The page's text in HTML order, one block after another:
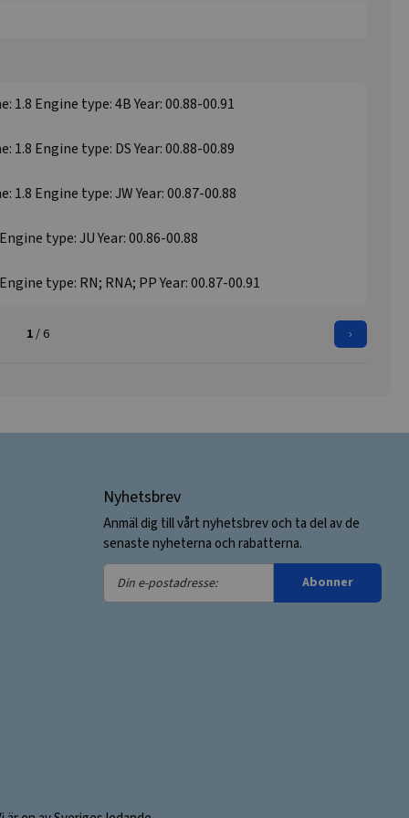
1.8 Engine type: 4B Year: 00.88-00.91
1.8 Engine type: DS Year: 00.88-00.89
1.8 Engine type: JW Year: 00.87-00.88
type: JU Year: 00.86-00.88
type: RN; RNA; PP Year: 00.87-00.91
1/ 6 ›
Nyhetsbrev
Anmäl dig till vårt nyhetsbrev och ta del av de
senaste nyheterna och rabatterna.
Din
e-
Abonner